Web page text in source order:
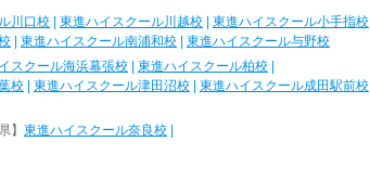
川口校 東進ハイスクール川越校 東進ハイスクール小手指校
東進ハイスクール南浦和校
東進ハイスクール与野校
スクール海浜幕張校 東進ハイスクール柏校
校 東進ハイスクール津田沼校 東進ハイスクール成田駅前校
】 東進ハイスクール奈良校